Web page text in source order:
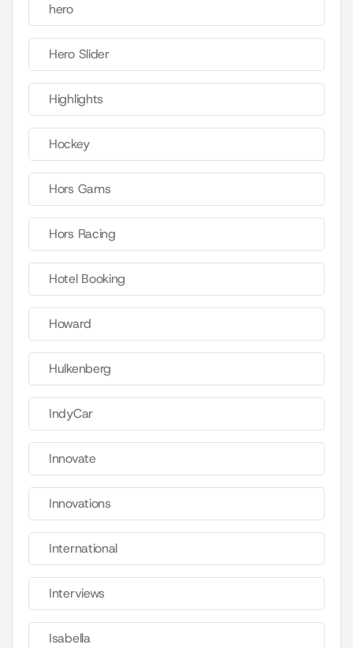
hero
Hero Slider
Highlights
Hockey
Hors Gams
Hors Racing
Hotel Booking
Howard
Hulkenberg
IndyCar
Innovate
Innovations
International
Interviews
Isabella